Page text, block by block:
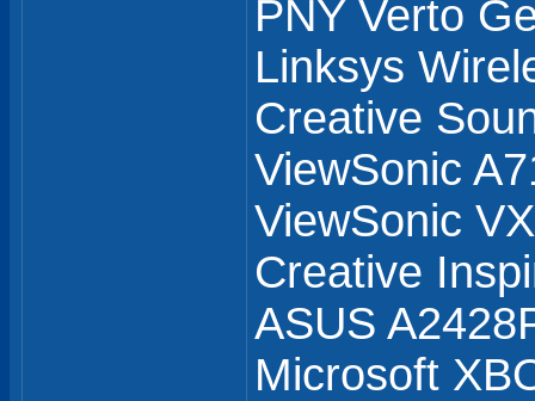
PNY Verto
Linksys
Creative
ViewSonic
ViewSonic
Creative
ASUS
Microsoft